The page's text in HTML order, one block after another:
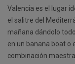
Valencia es el lugar
el salitre del
mañana dándolo
en un banana boat o
combinación